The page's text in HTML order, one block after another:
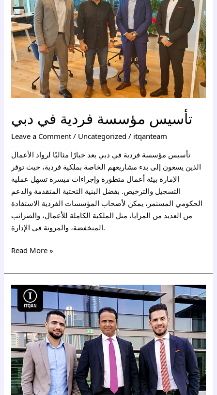
تأسيس مؤسسة فردية في دبي
Leave a Comment / Uncategorized / itqanteam
تأسيس مؤسسة فردية في دبي يعد خيارًا مثاليًا لرواد الأعمال
الذين يسعون إلى بدء مشاريعهم الخاصة بملكية فردية، حيث توفر
الإمارة بيئة أعمال متطورة وإجراءات ميسرة تسهل عملية
التسجيل والترخيص. بفضل البنية التحتية المتقدمة والدعم
الحكومي المستمر، يمكن لأصحاب المؤسسات الفردية الاستفادة
من العديد من المزايا، مثل الملكية الكاملة للأعمال، والضرائب
المنخفضة، والمرونة في الإدارة.
دبي
Read More »
خدمة
تأسيس
شركة
اوفشور
في
دبي